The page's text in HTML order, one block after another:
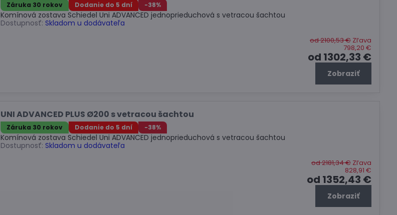
Záruka 30 rokov Dodanie do 5 dní -38%
Komínová zostava Schiedel Uni ADVANCED jednoprieduchová s vetracou šachtou
Dostupnosť: Skladom u dodávateľa
od 1302,33 €
od 2100,53 € Zľava
798,20 €
Zobraziť
UNI ADVANCED PLUS Ø200 s vetracou šachtou
Záruka 30 rokov Dodanie do 5 dní -38%
Komínová zostava Schiedel Uni ADVANCED jednoprieduchová s vetracou šachtou
Dostupnosť: Skladom u dodávateľa
od 1352,43 €
od 2181,34 € Zľava
828,91 €
Zobraziť